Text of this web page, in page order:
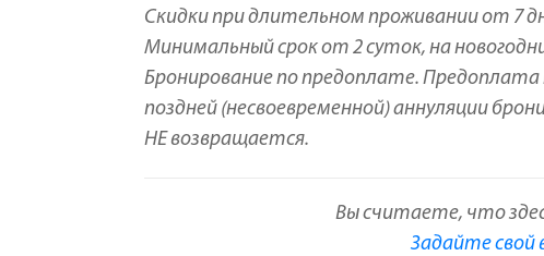
Скидки при длительном проживании от 7
Минимальный срок от 2 суток, на
Бронирование по предоплате.
поздней (несвоевременной) аннуляции
НЕ возвращается.
Вы считаете, что
Задайте свой